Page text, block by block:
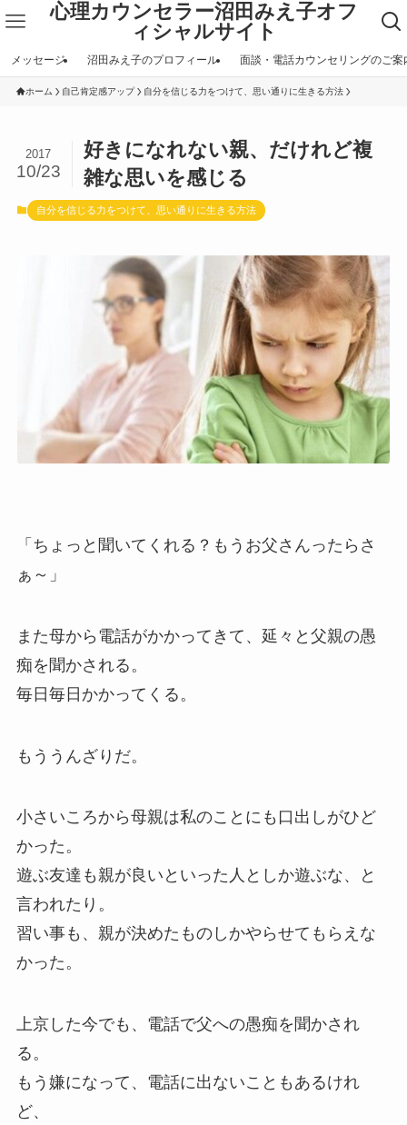
心理カウンセラー沼田みえ子オフ
ィシャルサイト
メッセージ 沼田みえ子のプロフィール 面談・電話カウンセリングのご案
ホーム 自己肯定感アップ 自分を信じる力をつけて、思い通りに生きる方法
好きになれない親、だけれど複
雑な思いを感じる
2017
10/23
自分を信じる力をつけて、思い通りに生きる方法
「ちょっと聞いてくれる？もうお父さんったらさ
ぁ～」
また母から電話がかかってきて、延々と父親の愚
痴を聞かされる。
毎日毎日かかってくる。
もううんざりだ。
小さいころから母親は私のことにも口出しがひど
かった。
遊ぶ友達も親が良いといった人としか遊ぶな、と
言われたり。
習い事も、親が決めたものしかやらせてもらえな
かった。
上京した今でも、電話で父への愚痴を聞かされ
る。
もう嫌になって、電話に出ないこともあるけれ
ど、